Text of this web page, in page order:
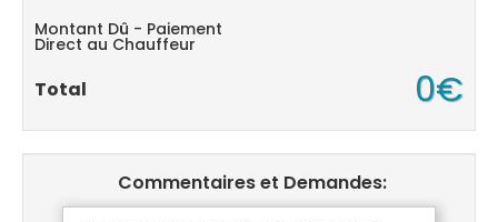
Montant Dû - Paiement
Direct au Chauffeur
Total 0€
Commentaires et Demandes: